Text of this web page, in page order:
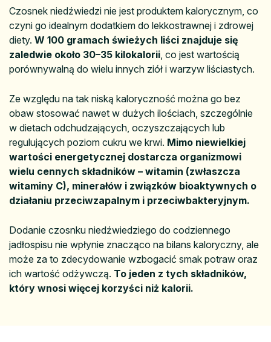
Czosnek niedźwiedzi nie jest produktem kalorycznym, co
czyni go idealnym dodatkiem do lekkostrawnej i zdrowej
diety. W 100 gramach świeżych liści znajduje się
zaledwie około 30–35 kilokalorii , co jest wartością
porównywalną do wielu innych ziół i warzyw liściastych.
Ze względu na tak niską kaloryczność można go bez
obaw stosować nawet w dużych ilościach, szczególnie
w dietach odchudzających, oczyszczających lub
regulujących poziom cukru we krwi. Mimo niewielkiej
wartości energetycznej dostarcza organizmowi
wielu cennych składników – witamin (zwłaszcza
witaminy C), minerałów i związków bioaktywnych o
działaniu przeciwzapalnym i przeciwbakteryjnym.
Dodanie czosnku niedźwiedziego do codziennego
jadłospisu nie wpłynie znacząco na bilans kaloryczny, ale
może za to zdecydowanie wzbogacić smak potraw oraz
ich wartość odżywczą. To jeden z tych składników,
który wnosi więcej korzyści niż kalorii.